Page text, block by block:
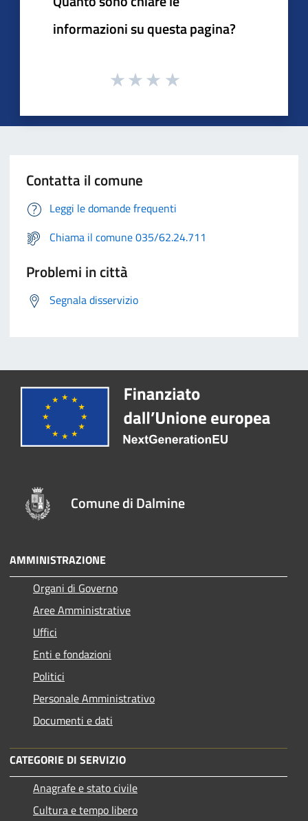
informazioni su questa pagina?
Contatta il comune
Leggi le domande frequenti
Chiama il comune 035/62.24.711
Problemi in città
Segnala disservizio
Comune di Dalmine
AMMINISTRAZIONE
Organi di Governo
Aree Amministrative
Uffici
Enti e fondazioni
Politici
Personale Amministrativo
Documenti e dati
CATEGORIE DI SERVIZIO
Anagrafe e stato civile
Cultura e tempo libero